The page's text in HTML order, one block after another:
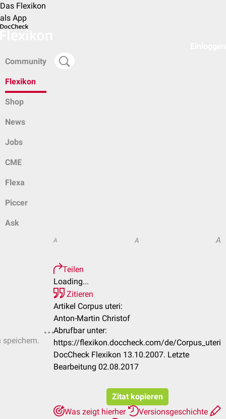
Das Flexikon
als App
Community
Flexikon
Shop
News
Jobs
CME
Flexa
Piccer
Ask
speichern.
A A A
Teilen
Loading...
Zitieren
Artikel Corpus uteri:
Anton-Martin Christof
Abrufbar unter:
https://flexikon.doccheck.com/de/Corpus_uteri
DocCheck Flexikon 13.10.2007. Letzte
Bearbeitung 02.08.2017
Zitat kopieren
Was zeigt hierher
Versionsgeschichte